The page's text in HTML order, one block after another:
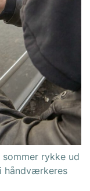
rykke ud
håndværkeres